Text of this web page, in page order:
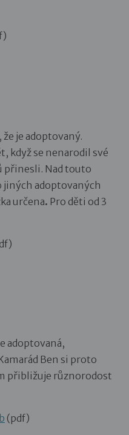
že je adoptovaný.
když se nenarodil své
přinesli. Nad touto
jiných adoptovaných
určena. Pro děti od 3
adoptovaná,
Ben si proto
přibližuje různorodost
(pdf)